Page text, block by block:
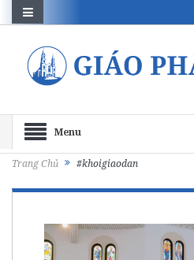
Menu
Trang Chủ #khoigiaodan